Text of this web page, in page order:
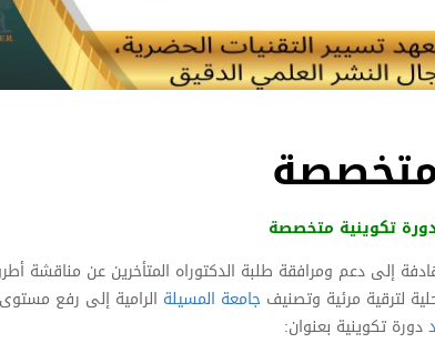
متخصصة
تكوينية متخصصة
إلى دعم ومرافقة طلبة الدكتوراه المتأخرين عن مناقشة
لترقية مرئية وتصنيف جامعة المسيلة الرامية إلى رفع
دورة تكوينية بعنوان: